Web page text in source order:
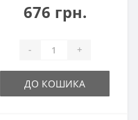
676 грн.
- +
ДО КОШИКА